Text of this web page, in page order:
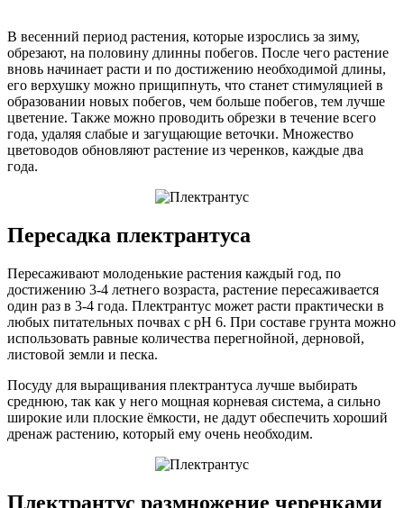
В весенний период растения, которые изрослись за зиму,
обрезают, на половину длинны побегов. После чего растение
вновь начинает расти и по достижению необходимой длины,
его верхушку можно прищипнуть, что станет стимуляцией в
образовании новых побегов, чем больше побегов, тем лучше
цветение. Также можно проводить обрезки в течение всего
года, удаляя слабые и загущающие веточки. Множество
цветоводов обновляют растение из черенков, каждые два
года.
Пересадка плектрантуса
Пересаживают молоденькие растения каждый год, по
достижению 3-4 летнего возраста, растение пересаживается
один раз в 3-4 года. Плектрантус может расти практически в
любых питательных почвах с pH 6. При составе грунта можно
использовать равные количества перегнойной, дерновой,
листовой земли и песка.
Посуду для выращивания плектрантуса лучше выбирать
среднюю, так как у него мощная корневая система, а сильно
широкие или плоские ёмкости, не дадут обеспечить хороший
дренаж растению, который ему очень необходим.
Плектрантус размножение черенками